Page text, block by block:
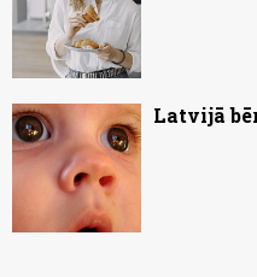
Latvijā